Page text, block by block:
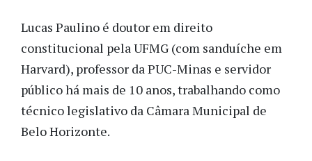
Lucas Paulino é doutor em direito
constitucional pela UFMG (com sanduíche em
Harvard), professor da PUC-Minas e servidor
público há mais de 10 anos, trabalhando como
técnico legislativo da Câmara Municipal de
Belo Horizonte.